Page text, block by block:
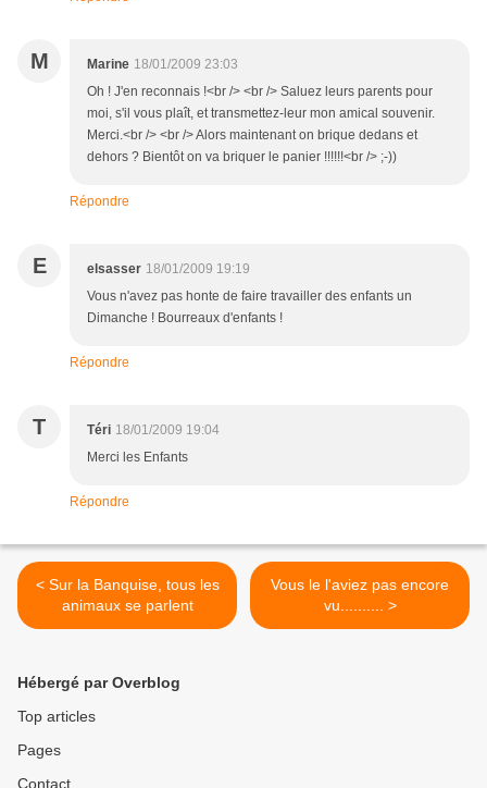
M Marine 18/01/2009 23:03
Oh ! J'en reconnais !<br /> <br /> Saluez leurs parents pour
moi, s'il vous plaît, et transmettez-leur mon amical souvenir.
Merci.<br /> <br /> Alors maintenant on brique dedans et
dehors ? Bientôt on va briquer le panier !!!!!!<br /> ;-))
Répondre
E elsasser 18/01/2009 19:19
Vous n'avez pas honte de faire travailler des enfants un
Dimanche ! Bourreaux d'enfants !
Répondre
T Téri 18/01/2009 19:04
Merci les Enfants
Répondre
< Sur la Banquise, tous les
animaux se parlent
Vous le l'aviez pas encore
vu.......... >
Hébergé par Overblog
Top articles
Pages
Contact